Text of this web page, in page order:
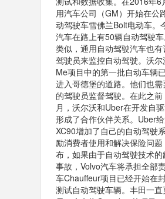
用汽车公司（GM）开始在公
动驾驶车雪佛兰Bolt电动车。
汽车在路上有50辆自动驾驶
类似，通用自动驾驶汽车也
驾驶员来监控自动驾驶。沃
Me项目中的第一批自动车辆
进入哥德堡的道路。他们也
的驾驶员监督驾驶。在此之
月，沃尔沃和Uber在开发自
形成了合作伙伴关系。Uber
XC90增加了自己的自动驾驶
励消费者使用和解决保险问
布，如果由于自动驾驶技术
事故，Volvo汽车将承担全部
车Chauffeur项目已经开始在
测试自动驾驶车辆。丰田一